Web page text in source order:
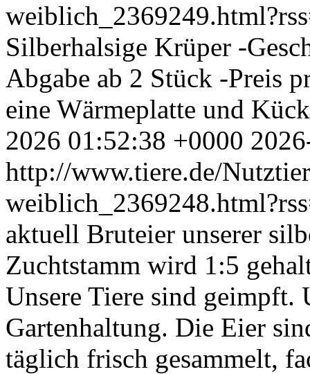
Silberhalsige Krüper -
Abgabe ab 2 Stück -Preis
eine Wärmeplatte und
2026 01:52:38 +0000
http://www.tiere.de/
aktuell Bruteier unserer
Zuchtstamm wird 1:5
Unsere Tiere sind geimpft.
Gartenhaltung. Die Eier
täglich frisch gesammelt,